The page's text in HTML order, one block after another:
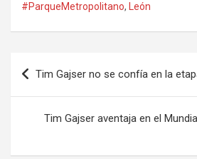
#ParqueMetropolitano, León
Navegación
de
entradas
Tim Gajser no se confía en la
Tim Gajser aventaja en el